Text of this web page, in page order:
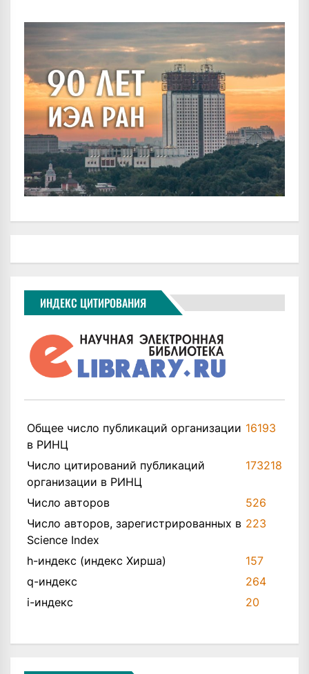
ИНДЕКС ЦИТИРОВАНИЯ
Общее число публикаций организации
в РИНЦ
16193
Число цитирований публикаций
организации в РИНЦ
173218
Число авторов
526
Число авторов, зарегистрированных в
Science Index
223
h-индекс (индекс Хирша)
157
q-индекс
264
i-индекс
20